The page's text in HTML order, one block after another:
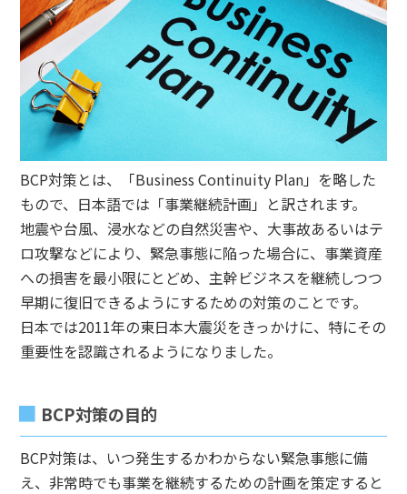
BCP対策とは、「Business Continuity Plan」を略した
もので、日本語では「事業継続計画」と訳されます。
地震や台風、浸水などの自然災害や、大事故あるいはテ
ロ攻撃などにより、緊急事態に陥った場合に、事業資産
への損害を最小限にとどめ、主幹ビジネスを継続しつつ
早期に復旧できるようにするための対策のことです。
日本では2011年の東日本大震災をきっかけに、特にその
重要性を認識されるようになりました。
BCP対策の目的
BCP対策は、いつ発生するかわからない緊急事態に備
え、非常時でも事業を継続するための計画を策定すると